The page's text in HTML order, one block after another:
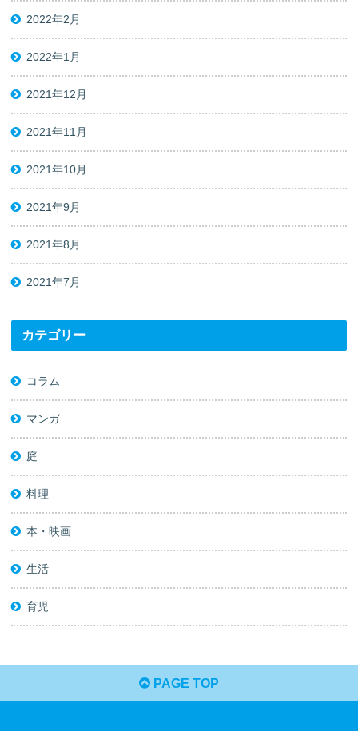
2022年2月
2022年1月
2021年12月
2021年11月
2021年10月
2021年9月
2021年8月
2021年7月
カテゴリー
コラム
マンガ
庭
料理
本・映画
生活
育児
PAGE TOP